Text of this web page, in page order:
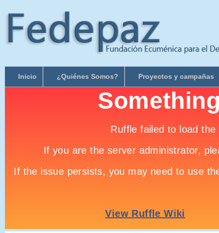
Inicio ¿Quiénes Somos? Proyectos y campañas